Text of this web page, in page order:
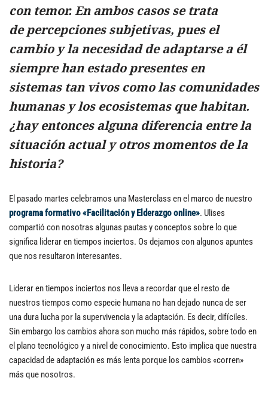
con temor. En ambos casos se trata
de percepciones subjetivas, pues el
cambio y la necesidad de adaptarse a él
siempre han estado presentes en
sistemas tan vivos como las comunidades
humanas y los ecosistemas que habitan.
¿hay entonces alguna diferencia entre la
situación actual y otros momentos de la
historia?
El pasado martes celebramos una Masterclass en el marco de nuestro
programa formativo «Facilitación y Elderazgo online». Ulises
compartió con nosotras algunas pautas y conceptos sobre lo que
significa liderar en tiempos inciertos. Os dejamos con algunos apuntes
que nos resultaron interesantes.
Liderar en tiempos inciertos nos lleva a recordar que el resto de
nuestros tiempos como especie humana no han dejado nunca de ser
una dura lucha por la supervivencia y la adaptación. Es decir, difíciles.
Sin embargo los cambios ahora son mucho más rápidos, sobre todo en
el plano tecnológico y a nivel de conocimiento. Esto implica que nuestra
capacidad de adaptación es más lenta porque los cambios «corren»
más que nosotros.